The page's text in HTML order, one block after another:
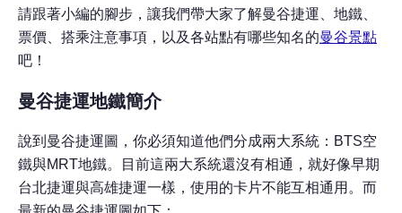
請跟著小編的腳步，讓我們帶大家了解曼谷捷運、地鐵、
票價、搭乘注意事項，以及各站點有哪些知名的曼谷景點
吧！
曼谷捷運地鐵簡介
說到曼谷捷運圖，你必須知道他們分成兩大系統：BTS空
鐵與MRT地鐵。目前這兩大系統還沒有相通，就好像早期
台北捷運與高雄捷運一樣，使用的卡片不能互相通用。而